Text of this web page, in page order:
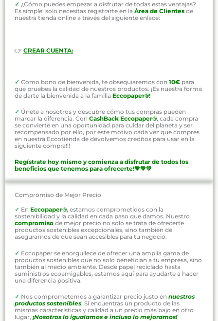
✓ ¿Cómo puedes empezar a disfrutar de todas estas ventajas?
Es simple: solo necesitas registrarte en la Área de Clientes de
nuestra tienda online a través del siguiente enlace:
👉 CREAR CUENTA:
✓ Como bono de bienvenida, te obsequiaremos con 10€ para
que pruebes la calidad de nuestros productos. ¡Es nuestra forma
de darte la bienvenida a la familia Eccopaper®!
✓ Únete a nosotros y descubre cómo tus compras pueden
marcar la diferencia. Con CashBack Eccopaper®, cada compra
se convierte en una oportunidad para cuidar del planeta y ser
recompensado por ello, por este motivo cada vez que compres
en nuestra Eccotienda de devolvemos creditos para usar en la
siguiente compra!!!
Regístrate hoy mismo y comienza a disfrutar de todos los
beneficios que tenemos para ofrecerte!💚💚💚
Compromiso de Mejor Precio
✓ En Eccopaper®, estamos comprometidos con la
sostenibilidad y la calidad en cada paso que damos. Nuestro
compromiso de mejor precio no solo se trata de ofrecerte
productos sostenibles excepcionales, sino también de
asegurarnos de que sean accesibles para tu negocio.
✓ Eccopaper se enorgullece de ofrecer una amplia gama de
productos sostenibles que no solo benefician a tu empresa, sino
también al medio ambiente. Desde papel reciclado hasta
suministros ecoamigables, estamos aquí para ayudarte a hacer
una diferencia positiva.
✓ Nos comprometemos a garantizar precio justo en nuestros
productos sostenibles. Si encuentras un producto de las
mismas características y calidad a un precio más bajo en otro
lugar, ¡Nosotros lo igualamos e incluso lo mejoramos!